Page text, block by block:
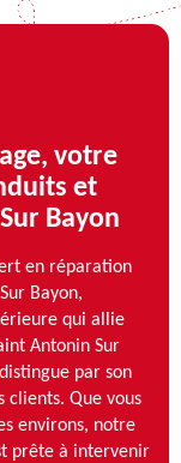
votre
et
Bayon
en réparation
Bayon,
qui allie
Antonin Sur
par son
clients. Que vous
environs, notre
prête à intervenir